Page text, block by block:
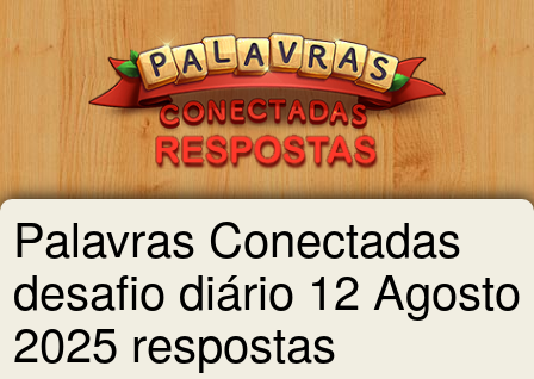
Palavras Conectadas
desafio diário 12 Agosto
2025 respostas